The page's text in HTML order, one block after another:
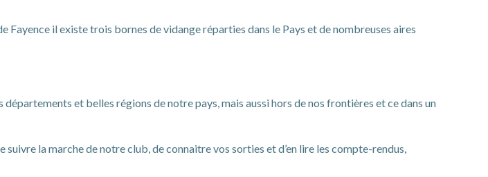
Fayence il existe trois bornes de vidange réparties dans le Pays et de nombreuses aires
et belles régions de notre pays, mais aussi hors de nos frontières et ce dans un
la marche de notre club, de connaitre vos sorties et d’en lire les compte-rendus,